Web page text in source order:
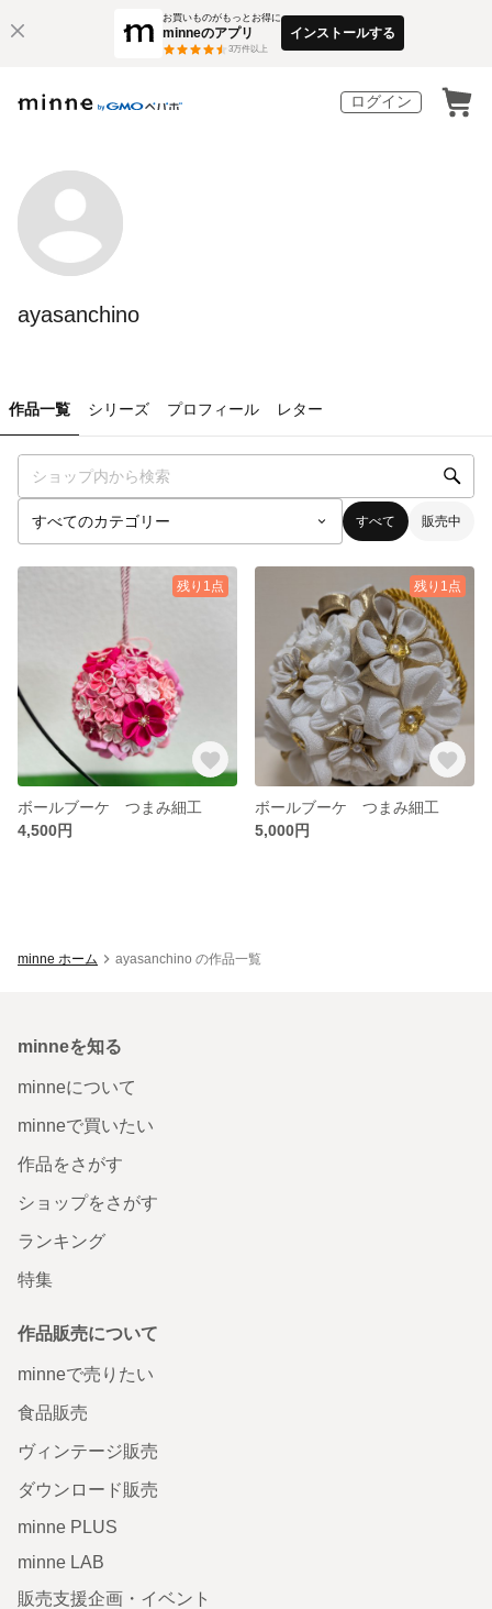
お買いものがもっとお得に
minneのアプリ
3万件以上
インストールする
ログイン
ayasanchino
作品一覧 シリーズ プロフィール レター
すべて 販売中
残り1点
ボールブーケ つまみ細工
4,500円
残り1点
ボールブーケ つまみ細工
5,000円
minne ホーム ayasanchino の作品一覧
minneを知る
minneについて
minneで買いたい
作品をさがす
ショップをさがす
ランキング
特集
作品販売について
minneで売りたい
食品販売
ヴィンテージ販売
ダウンロード販売
minne PLUS
minne LAB
販売支援企画・イベント